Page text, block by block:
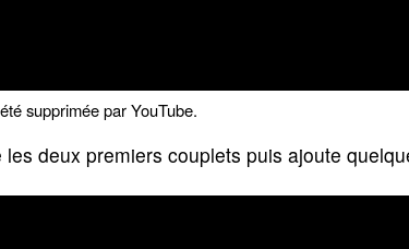
supprimée par YouTube.
deux premiers couplets puis ajoute